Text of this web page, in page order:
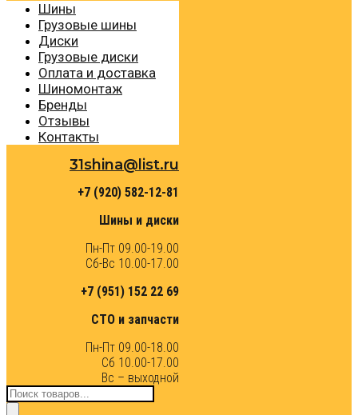
Шины
Грузовые шины
Диски
Грузовые диски
Оплата и доставка
Шиномонтаж
Бренды
Отзывы
Контакты
31shina@list.ru
+7 (920) 582-12-81
Шины и диски
Пн-Пт 09.00-19.00
Сб-Вс 10.00-17.00
+7 (951) 152 22 69
СТО и запчасти
Пн-Пт 09.00-18.00
Сб 10.00-17.00
Вс – выходной
Поиск
товаров